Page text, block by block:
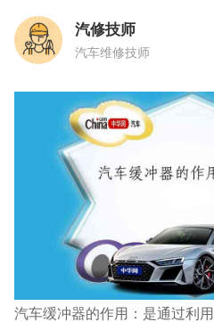
汽修技师
汽车维修技师
汽车缓冲器的作用：是通过利